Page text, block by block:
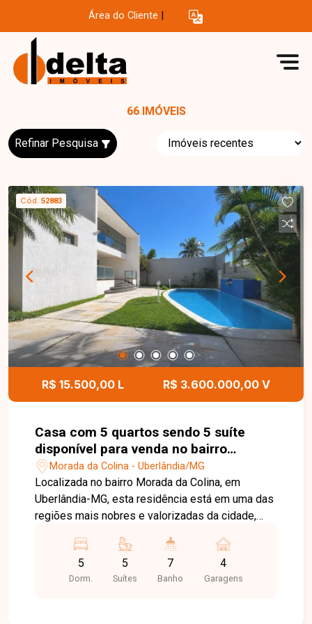
Área do Cliente
66 IMÓVEIS
Refinar Pesquisa
Cód. 52883
R$ 15.500,00 L R$ 3.600.000,00 V
Casa com 5 quartos sendo 5 suíte
disponível para venda no bairro
Morada da Colina em Uberlândia-MG
Morada da Colina - Uberlândia/MG
Localizada no bairro Morada da Colina, em
Uberlândia-MG, esta residência está em uma das
regiões mais nobres e valorizadas da cidade,
principais vias e proximidade com escolas,
supermercados, restaurantes, centros comerciais
e diversos serviços. O bairro oferece segurança,
5
Dorm.
5
Suítes
7
Banho
4
Garagens